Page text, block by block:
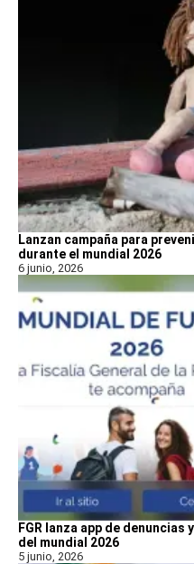
Lanzan campaña para
durante el mundial 2026
6 junio, 2026
FGR lanza app de
del mundial 2026
5 junio, 2026